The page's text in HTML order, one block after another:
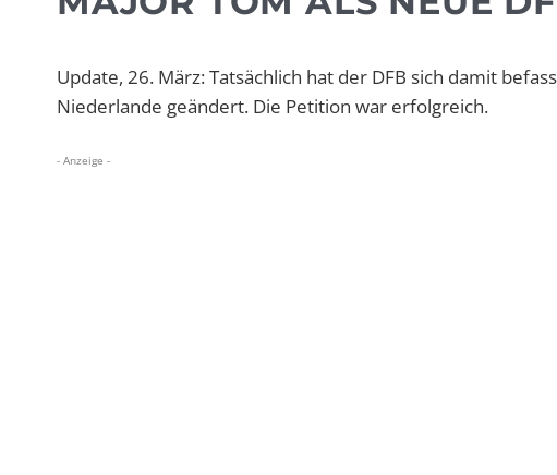
Update, 26. März: Tatsächlich hat der DFB sich damit
Niederlande geändert. Die Petition war erfolgreich.
- Anzeige -